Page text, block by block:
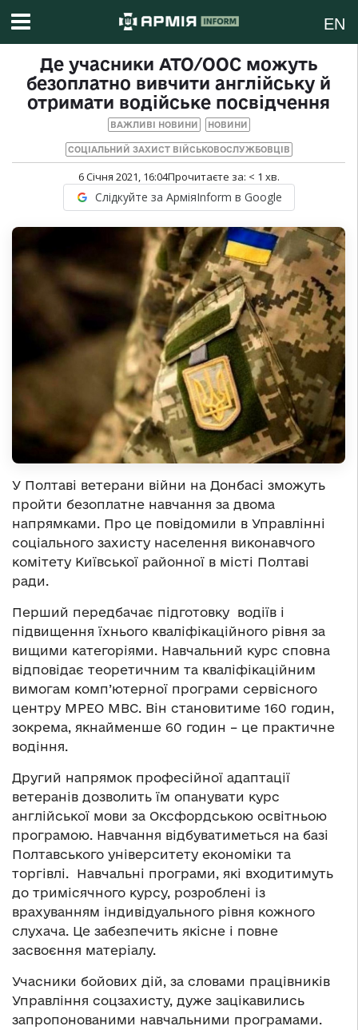
EN
Де учасники АТО/ООС можуть
безоплатно вивчити англійську й
отримати водійське посвідчення
ВАЖЛИВІ НОВИНИ НОВИНИ
СОЦІАЛЬНИЙ ЗАХИСТ ВІЙСЬКОВОСЛУЖБОВЦІВ
6 Січня 2021, 16:04Прочитаєте за: < 1 хв.
Слідкуйте за АрміяInform в Google
У Полтаві ветерани війни на Донбасі зможуть
пройти безоплатне навчання за двома
напрямками. Про це повідомили в Управлінні
соціального захисту населення виконавчого
комітету Київської районної в місті Полтаві
ради.
Перший передбачає підготовку водіїв і
підвищення їхнього кваліфікаційного рівня за
вищими категоріями. Навчальний курс сповна
відповідає теоретичним та кваліфікаційним
вимогам комп’ютерної програми сервісного
центру МРЕО МВС. Він становитиме 160 годин,
зокрема, якнайменше 60 годин – це практичне
водіння.
Другий напрямок професійної адаптації
ветеранів дозволить їм опанувати курс
англійської мови за Оксфордською освітньою
програмою. Навчання відбуватиметься на базі
Полтавського університету економіки та
торгівлі. Навчальні програми, які входитимуть
до тримісячного курсу, розроблені із
врахуванням індивідуального рівня кожного
слухача. Це забезпечить якісне і повне
засвоєння матеріалу.
Учасники бойових дій, за словами працівників
Управління соцзахисту, дуже зацікавились
запропонованими навчальними програмами.